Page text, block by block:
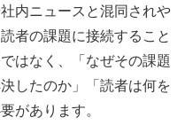
内ニュースと混同されや
者の課題に接続すること
はなく、「なぜその課題
したのか」「読者は何を
があります。